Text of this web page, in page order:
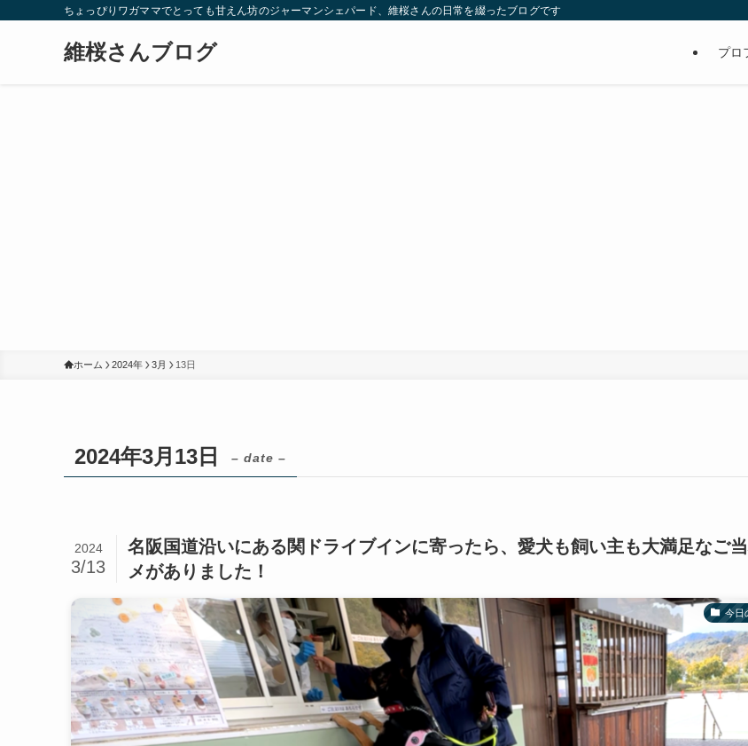
ちょっぴりワガママでとっても甘えん坊のジャーマンシェパード、維桜さんの日常を綴ったブログです
維桜さんブログ プロ
ホーム 2024年 3月 13日
2024年3月13日 – date –
名阪国道沿いにある関ドライブインに寄ったら、愛犬も飼い主も大満足なご
メがありました！
2024
3/13
今日